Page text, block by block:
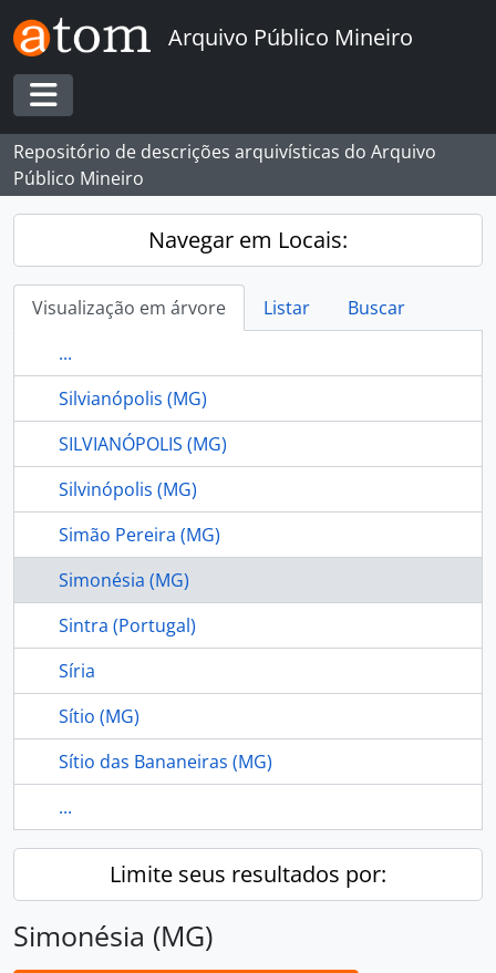
Skip to main content
Arquivo Público Mineiro
Toggle navigation
Repositório de descrições arquivísticas do Arquivo
Público Mineiro
Navegar em Locais:
Visualização em árvore Listar
Buscar
...
Silvianópolis (MG)
SILVIANÓPOLIS (MG)
Silvinópolis (MG)
Simão Pereira (MG)
Simonésia (MG)
Sintra (Portugal)
Síria
Sítio (MG)
Sítio das Bananeiras (MG)
...
Limite seus resultados por:
Simonésia (MG)